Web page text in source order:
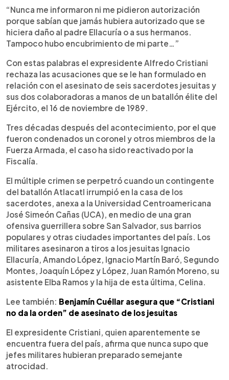
Escuchar artículo
“Nunca me informaron ni me pidieron autorización
porque sabían que jamás hubiera autorizado que se
hiciera daño al padre Ellacuría o a sus hermanos.
Tampoco hubo encubrimiento de mi parte…”
Con estas palabras el expresidente Alfredo Cristiani
rechaza las acusaciones que se le han formulado en
relación con el asesinato de seis sacerdotes jesuitas y
sus dos colaboradoras a manos de un batallón élite del
Ejército, el 16 de noviembre de 1989.
Tres décadas después del acontecimiento, por el que
fueron condenados un coronel y otros miembros de la
Fuerza Armada, el caso ha sido reactivado por la
Fiscalía.
El múltiple crimen se perpetró cuando un contingente
del batallón Atlacatl irrumpió en la casa de los
sacerdotes, anexa a la Universidad Centroamericana
José Simeón Cañas (UCA), en medio de una gran
ofensiva guerrillera sobre San Salvador, sus barrios
populares y otras ciudades importantes del país. Los
militares asesinaron a tiros a los jesuitas Ignacio
Ellacuría, Amando López, Ignacio Martín Baró, Segundo
Montes, Joaquín López y López, Juan Ramón Moreno, su
asistente Elba Ramos y la hija de esta última, Celina.
Lee también: Benjamín Cuéllar asegura que “Cristiani
no da la orden” de asesinato de los jesuitas
El expresidente Cristiani, quien aparentemente se
encuentra fuera del país, afirma que nunca supo que
jefes militares hubieran preparado semejante
atrocidad.